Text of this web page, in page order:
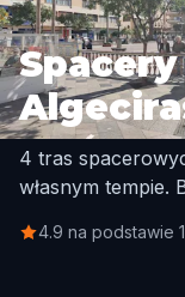
4 tras
własnym tempie.
4.9 na podstawie